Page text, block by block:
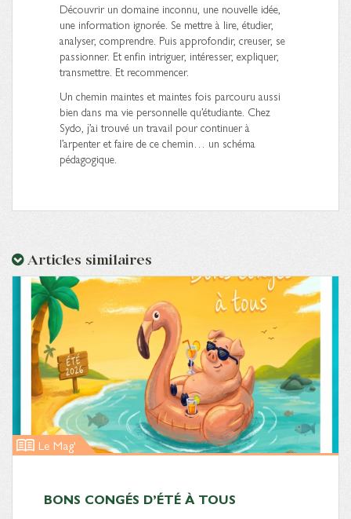
Découvrir un domaine inconnu, une nouvelle idée,
une information ignorée. Se mettre à lire, étudier,
analyser, comprendre. Puis approfondir, creuser, se
passionner. Et enfin intriguer, intéresser, expliquer,
transmettre. Et recommencer.
Un chemin maintes et maintes fois parcouru aussi
bien dans ma vie personnelle qu’étudiante. Chez
Sydo, j’ai trouvé un travail pour continuer à
l’arpenter et faire de ce chemin… un schéma
pédagogique.
Articles similaires
Le Mag'
BONS CONGÉS D’ÉTÉ À TOUS